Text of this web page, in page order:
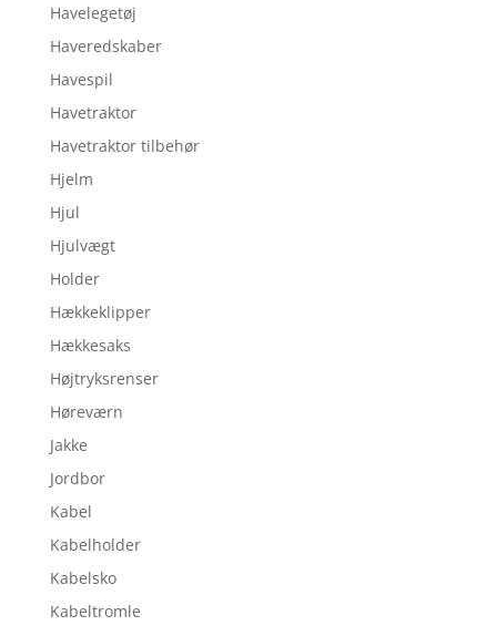
Havelegetøj
Haveredskaber
Havespil
Havetraktor
Havetraktor tilbehør
Hjelm
Hjul
Hjulvægt
Holder
Hækkeklipper
Hækkesaks
Højtryksrenser
Høreværn
Jakke
Jordbor
Kabel
Kabelholder
Kabelsko
Kabeltromle